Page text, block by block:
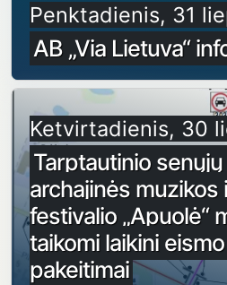
Penktadienis, 31
AB „Via Lietuva“
Ketvirtadienis, 30
Tarptautinio
archajinės muzikos
festivalio „Apuolė“
taikomi laikini
pakeitimai